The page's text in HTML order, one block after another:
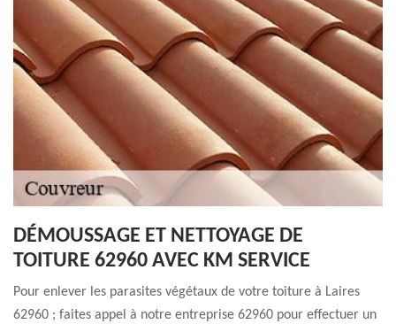
DÉMOUSSAGE ET NETTOYAGE DE
TOITURE 62960 AVEC KM SERVICE
Pour enlever les parasites végétaux de votre toiture à Laires
62960 ; faites appel à notre entreprise 62960 pour effectuer un